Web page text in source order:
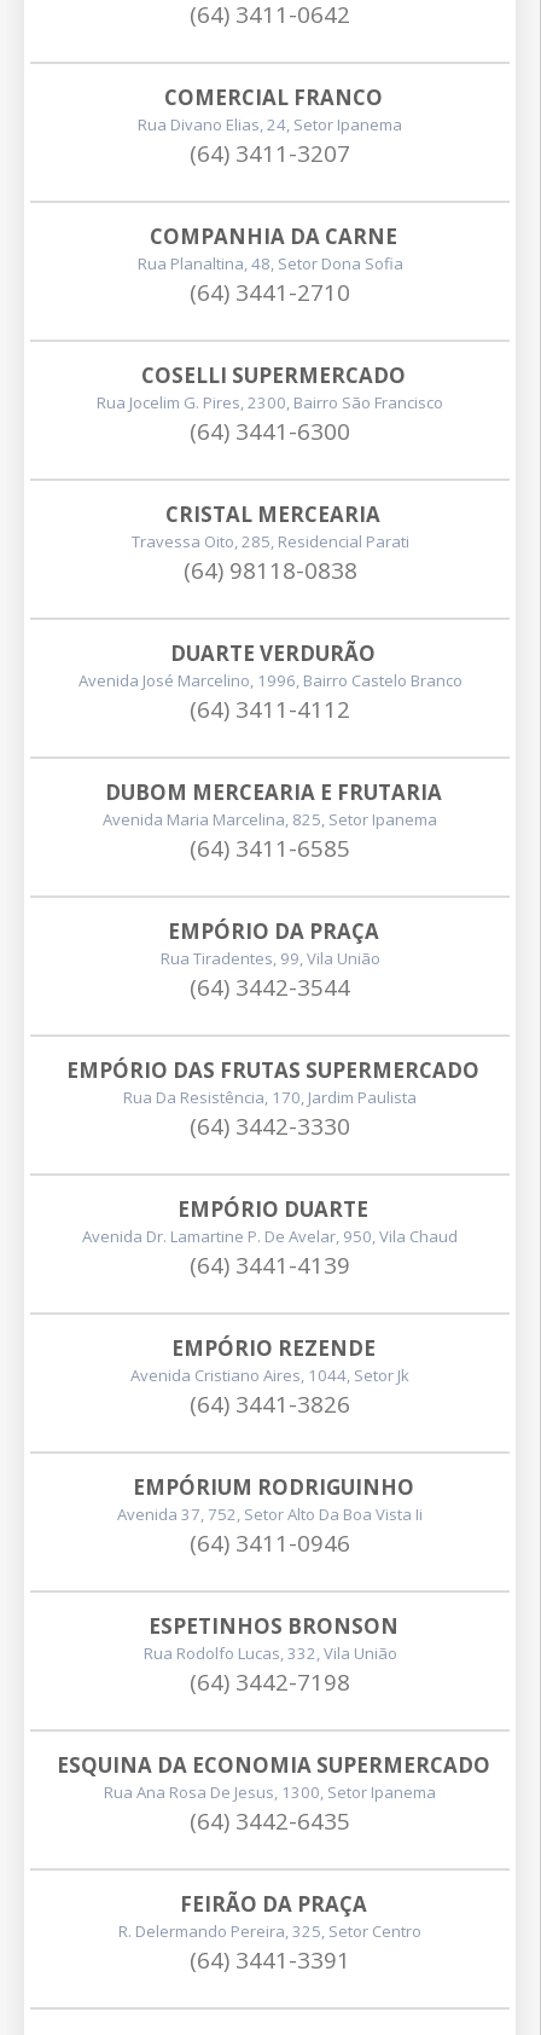
(64) 3411-0642
COMERCIAL FRANCO
Rua Divano Elias, 24, Setor Ipanema
(64) 3411-3207
COMPANHIA DA CARNE
Rua Planaltina, 48, Setor Dona Sofia
(64) 3441-2710
COSELLI SUPERMERCADO
Rua Jocelim G. Pires, 2300, Bairro São Francisco
(64) 3441-6300
CRISTAL MERCEARIA
Travessa Oito, 285, Residencial Parati
(64) 98118-0838
DUARTE VERDURÃO
Avenida José Marcelino, 1996, Bairro Castelo Branco
(64) 3411-4112
DUBOM MERCEARIA E FRUTARIA
Avenida Maria Marcelina, 825, Setor Ipanema
(64) 3411-6585
EMPÓRIO DA PRAÇA
Rua Tiradentes, 99, Vila União
(64) 3442-3544
EMPÓRIO DAS FRUTAS SUPERMERCADO
Rua Da Resistência, 170, Jardim Paulista
(64) 3442-3330
EMPÓRIO DUARTE
Avenida Dr. Lamartine P. De Avelar, 950, Vila Chaud
(64) 3441-4139
EMPÓRIO REZENDE
Avenida Cristiano Aires, 1044, Setor Jk
(64) 3441-3826
EMPÓRIUM RODRIGUINHO
Avenida 37, 752, Setor Alto Da Boa Vista Ii
(64) 3411-0946
ESPETINHOS BRONSON
Rua Rodolfo Lucas, 332, Vila União
(64) 3442-7198
ESQUINA DA ECONOMIA SUPERMERCADO
Rua Ana Rosa De Jesus, 1300, Setor Ipanema
(64) 3442-6435
FEIRÃO DA PRAÇA
R. Delermando Pereira, 325, Setor Centro
(64) 3441-3391